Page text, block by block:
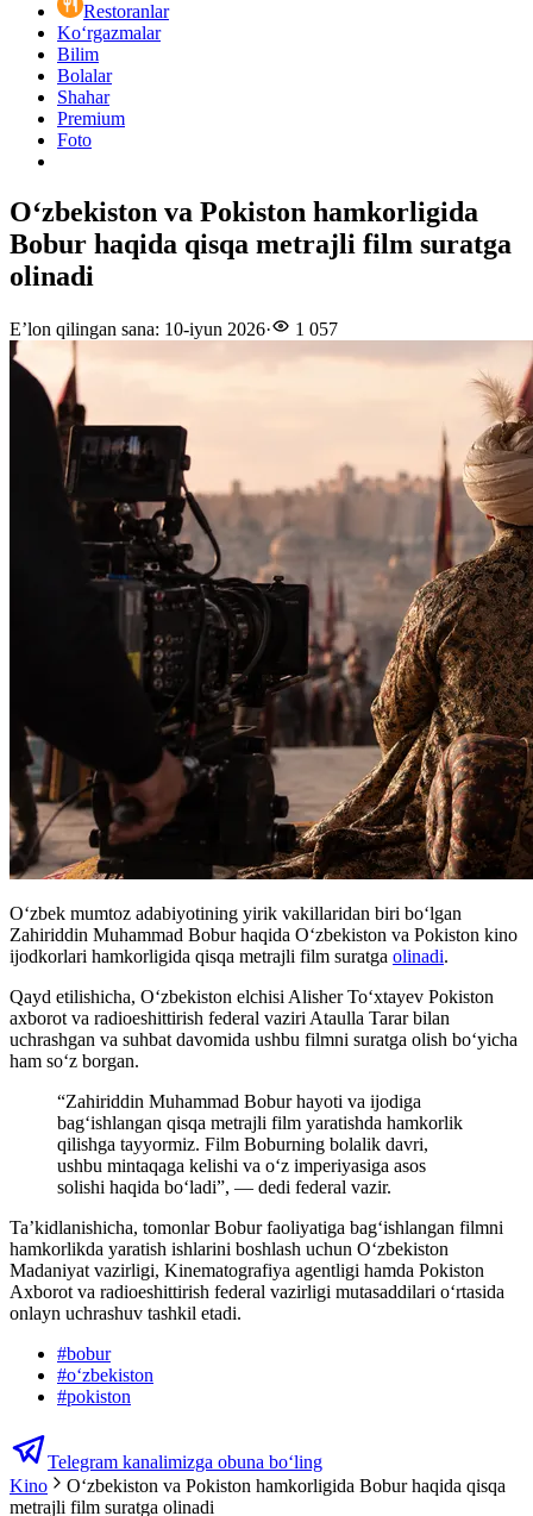
Restoranlar
Ko‘rgazmalar
Bilim
Bolalar
Shahar
Premium
Foto
Oʻzbekiston va Pokiston hamkorligida
Bobur haqida qisqa metrajli film suratga
olinadi
E’lon qilingan sana: 10-iyun 2026· 1 057
Oʻzbek mumtoz adabiyotining yirik vakillaridan biri boʻlgan
Zahiriddin Muhammad Bobur haqida Oʻzbekiston va Pokiston kino
ijodkorlari hamkorligida qisqa metrajli film suratga olinadi.
Qayd etilishicha, O‘zbekiston elchisi Alisher To‘xtayev Pokiston
axborot va radioeshittirish federal vaziri Ataulla Tarar bilan
uchrashgan va suhbat davomida ushbu filmni suratga olish boʻyicha
ham soʻz borgan.
“Zahiriddin Muhammad Bobur hayoti va ijodiga
bag‘ishlangan qisqa metrajli film yaratishda hamkorlik
qilishga tayyormiz. Film Boburning bolalik davri,
ushbu mintaqaga kelishi va o‘z imperiyasiga asos
solishi haqida bo‘ladi”, — dedi federal vazir.
Ta’kidlanishicha, tomonlar Bobur faoliyatiga bag‘ishlangan filmni
hamkorlikda yaratish ishlarini boshlash uchun O‘zbekiston
Madaniyat vazirligi, Kinematografiya agentligi hamda Pokiston
Axborot va radioeshittirish federal vazirligi mutasaddilari o‘rtasida
onlayn uchrashuv tashkil etadi.
#bobur
#oʻzbekiston
#pokiston
Telegram kanalimizga obuna bo‘ling
Kino
Oʻzbekiston va Pokiston hamkorligida Bobur haqida qisqa
metrajli film suratga olinadi